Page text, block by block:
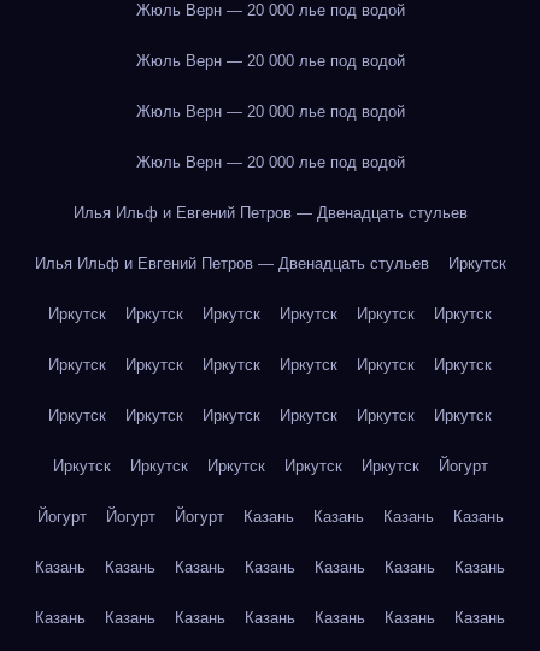
Жюль Верн — 20 000 лье под водой
Жюль Верн — 20 000 лье под водой
Жюль Верн — 20 000 лье под водой
Жюль Верн — 20 000 лье под водой
Илья Ильф и Евгений Петров — Двенадцать стульев
Илья Ильф и Евгений Петров — Двенадцать стульев Иркутск
Иркутск Иркутск Иркутск Иркутск Иркутск Иркутск
Иркутск Иркутск Иркутск Иркутск Иркутск Иркутск
Иркутск Иркутск Иркутск Иркутск Иркутск Иркутск
Иркутск Иркутск Иркутск Иркутск Иркутск Йогурт
Йогурт Йогурт Йогурт Казань Казань Казань Казань
Казань Казань Казань Казань Казань Казань Казань
Казань Казань Казань Казань Казань Казань Казань